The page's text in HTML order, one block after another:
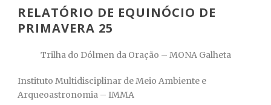
RELATÓRIO DE EQUINÓCIO DE
PRIMAVERA 25
Trilha do Dólmen da Oração – MONA Galheta
Instituto Multidisciplinar de Meio Ambiente e
Arqueoastronomia – IMMA